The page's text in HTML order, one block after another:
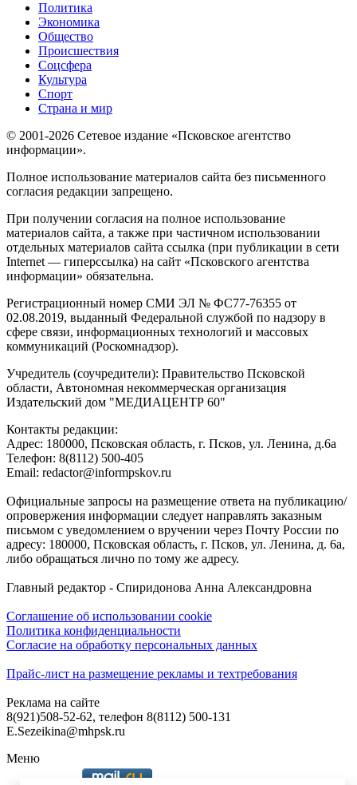
Политика
Экономика
Общество
Происшествия
Соцсфера
Культура
Спорт
Страна и мир
© 2001-2026 Сетевое издание «Псковское агентство
информации».
Полное использование материалов сайта без письменного
согласия редакции запрещено.
При получении согласия на полное использование
материалов сайта, а также при частичном использовании
отдельных материалов сайта ссылка (при публикации в сети
Internet — гиперссылка) на сайт «Псковского агентства
информации» обязательна.
Регистрационный номер СМИ ЭЛ № ФС77-76355 от
02.08.2019, выданный Федеральной службой по надзору в
сфере связи, информационных технологий и массовых
коммуникаций (Роскомнадзор).
Учредитель (соучредители): Правительство Псковской
области, Автономная некоммерческая организация
Издательский дом "МЕДИАЦЕНТР 60"
Контакты редакции:
Адреc: 180000, Псковская область, г. Псков, ул. Ленина, д.6а
Телефон: 8(8112) 500-405
Email: redactor@informpskov.ru
Официальные запросы на размещение ответа на публикацию/
опровержения информации следует направлять заказным
письмом с уведомлением о вручении через Почту России по
адресу: 180000, Псковская область, г. Псков, ул. Ленина, д. 6а,
либо обращаться лично по тому же адресу.
Главный редактор - Спиридонова Анна Александровна
Соглашение об использовании cookie
Политика конфиденциальности
Согласие на обработку персональных данных
Прайс-лист на размещение рекламы и техтребования
Реклама на сайте
8(921)508-52-62, телефон 8(8112) 500-131
E.Sezeikina@mhpsk.ru
Меню